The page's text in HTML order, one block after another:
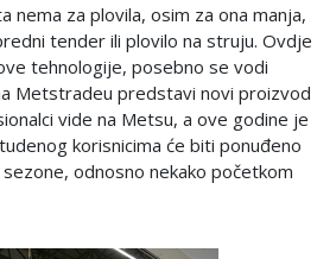
nema za plovila, osim za ona manja,
tender ili plovilo na struju. Ovdje
tehnologije, posebno se vodi
Metstradeu predstavi novi proizvod
vide na Metsu, a ove godine je
korisnicima će biti ponuđeno
odnosno nekako početkom